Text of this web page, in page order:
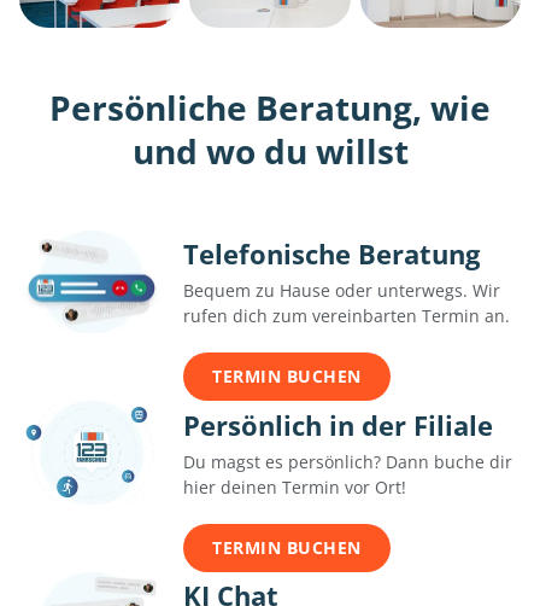
Persönliche Beratung, wie
und wo du willst
Telefonische Beratung
Bequem zu Hause oder unterwegs. Wir
rufen dich zum vereinbarten Termin an.
TERMIN BUCHEN
Persönlich in der Filiale
Du magst es persönlich? Dann buche dir
hier deinen Termin vor Ort!
TERMIN BUCHEN
KI Chat